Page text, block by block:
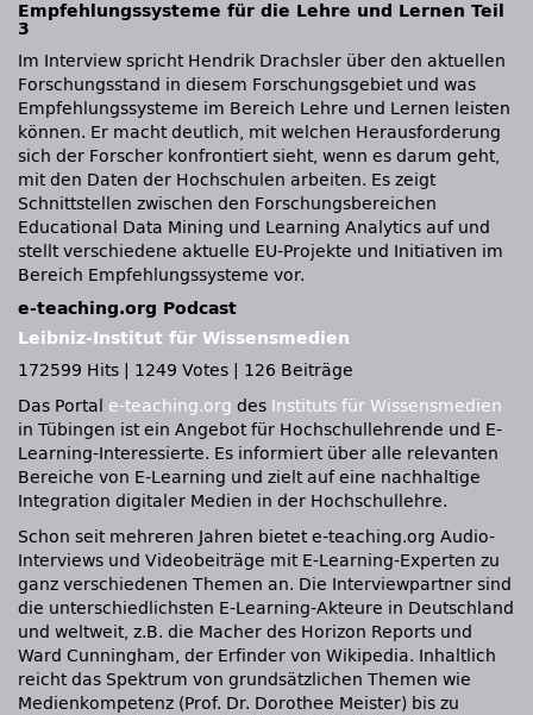
Empfehlungssysteme für die Lehre und Lernen Teil
3
Im Interview spricht Hendrik Drachsler über den aktuellen
Forschungsstand in diesem Forschungsgebiet und was
Empfehlungssysteme im Bereich Lehre und Lernen leisten
können. Er macht deutlich, mit welchen Herausforderung
sich der Forscher konfrontiert sieht, wenn es darum geht,
mit den Daten der Hochschulen arbeiten. Es zeigt
Schnittstellen zwischen den Forschungsbereichen
Educational Data Mining und Learning Analytics auf und
stellt verschiedene aktuelle EU-Projekte und Initiativen im
Bereich Empfehlungssysteme vor.
e-teaching.org Podcast
Leibniz-Institut für Wissensmedien
172599 Hits
1249 Votes
126 Beiträge
Das Portal e-teaching.org des Instituts für Wissensmedien
in Tübingen ist ein Angebot für Hochschullehrende und E-
Learning-Interessierte. Es informiert über alle relevanten
Bereiche von E-Learning und zielt auf eine nachhaltige
Integration digitaler Medien in der Hochschullehre.
Schon seit mehreren Jahren bietet e-teaching.org Audio-
Interviews und Videobeiträge mit E-Learning-Experten zu
ganz verschiedenen Themen an. Die Interviewpartner sind
die unterschiedlichsten E-Learning-Akteure in Deutschland
und weltweit, z.B. die Macher des Horizon Reports und
Ward Cunningham, der Erfinder von Wikipedia. Inhaltlich
reicht das Spektrum von grundsätzlichen Themen wie
Medienkompetenz (Prof. Dr. Dorothee Meister) bis zu